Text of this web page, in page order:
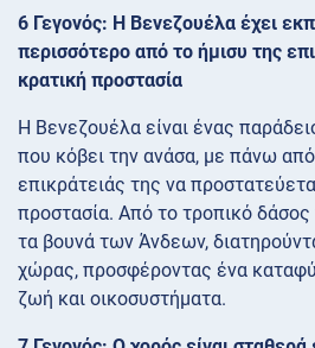
6 Γεγονός: Η Βενεζουέλα έχει
περισσότερο από το ήμισυ της
κρατική προστασία
Η Βενεζουέλα είναι ένας
που κόβει την ανάσα, με πάνω
επικράτειάς της να
προστασία. Από το τροπικό δάσος
τα βουνά των Άνδεων,
χώρας, προσφέροντας ένα
ζωή και οικοσυστήματα.